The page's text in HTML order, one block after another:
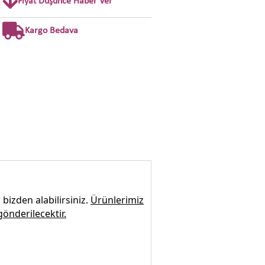
Kargo Bedava
alabilirsiniz. Ürünlerimiz